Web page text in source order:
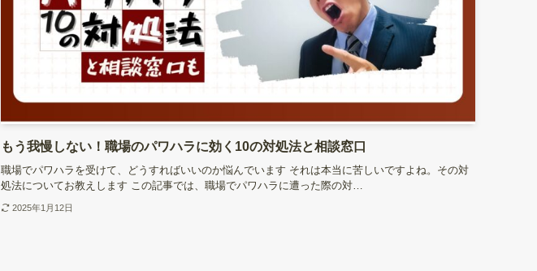
もう我慢しない！職場のパワハラに効く10の対処法と相談窓口
職場でパワハラを受けて、どうすればいいのか悩んでいます それは本当に苦しいですよね。その対
処法についてお教えします この記事では、職場でパワハラに遭った際の対…
2025年1月12日